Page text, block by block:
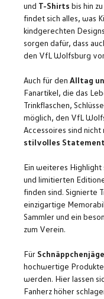
und T-Shirts bis hin zu
findet sich alles, was
kindgerechten
sorgen dafür, dass
den VfL Wolfsburg
Auch für den Alltag
Fanartikel, die das
Trinkflaschen,
möglich, den VfL
Accessoires sind nicht
stilvolles
Ein weiteres Highlight
und limitierten
finden sind. Signierte
einzigartige
Sammler und ein
zum Verein.
Für
hochwertige
werden. Hier lassen
Fanherz höher